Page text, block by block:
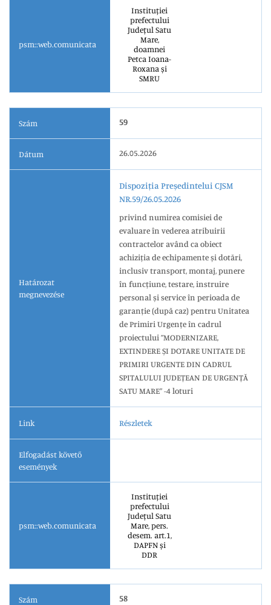
psm::web.comunicata
Instituției
prefectului
Județul Satu
Mare,
doamnei
Petca Ioana-
Roxana și
SMRU
Szám 59
Dátum 26.05.2026
Határozat
megnevezése
Dispoziția Președintelui CJSM
NR.59/26.05.2026
privind numirea comisiei de
evaluare în vederea atribuirii
contractelor având ca obiect
achiziția de echipamente și dotări,
inclusiv transport, montaj, punere
în funcțiune, testare, instruire
personal și service în perioada de
garanție (după caz) pentru Unitatea
de Primiri Urgențe în cadrul
proiectului ”MODERNIZARE,
EXTINDERE ȘI DOTARE UNITATE DE
PRIMIRI URGENTE DIN CADRUL
SPITALULUI JUDEȚEAN DE URGENȚĂ
SATU MARE” -4 loturi
Link Részletek
Elfogadást követő
események
psm::web.comunicata
Instituției
prefectului
Județul Satu
Mare, pers.
desem. art.1,
DAPFN și
DDR
Szám 58